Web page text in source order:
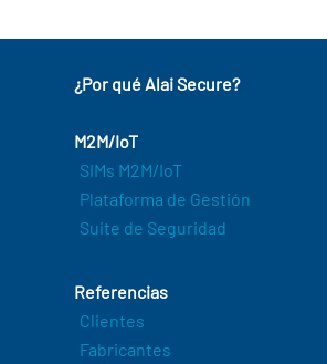
¿Por qué Alai Secure?
M2M/IoT
SIMs M2M/IoT
Plataforma de Gestión
Suite de Seguridad
Referencias
Clientes
Fabricantes